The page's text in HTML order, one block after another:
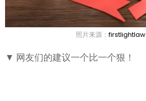
照片来源：firstlightlaw
▼ 网友们的建议一个比一个狠！